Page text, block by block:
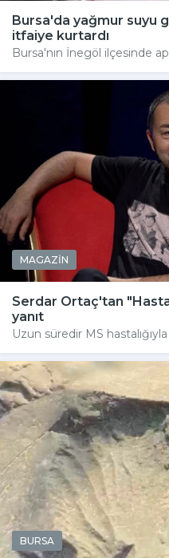
Bursa'da yağmur suyu
itfaiye kurtardı
Bursa'nın İnegöl ilçesinde
MAGAZİN
Serdar Ortaç'tan
yanıt
Uzun süredir MS
BURSA